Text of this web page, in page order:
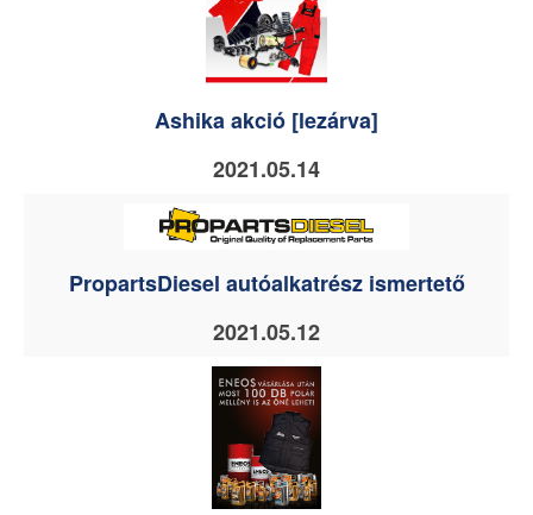
Ashika akció [lezárva]
2021.05.14
PropartsDiesel autóalkatrész ismertető
2021.05.12